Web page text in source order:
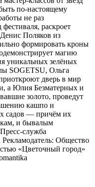
по-настоящему
не раз
раскроет
Поляков из
формировать кроны
магию
уникальных зелёных
SOGETSU, Ольга
дверь в мир
а Юлия Безматерных и
золото, проведут
кашпо и
садов — причём их
и бывалым
служба
Общество
«Цветочный город»